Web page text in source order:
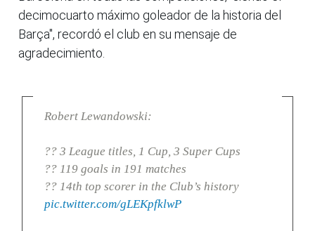
decimocuarto máximo goleador de la historia del
Barça", recordó el club en su mensaje de
agradecimiento.
Robert Lewandowski:
?? 3 League titles, 1 Cup, 3 Super Cups
?? 119 goals in 191 matches
?? 14th top scorer in the Club’s history
pic.twitter.com/gLEKpfklwP